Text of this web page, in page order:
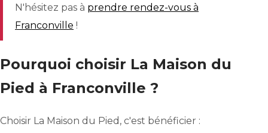
N'hésitez pas à prendre rendez-vous à
Franconville !
Pourquoi choisir La Maison du
Pied à Franconville ?
Choisir La Maison du Pied, c'est bénéficier :